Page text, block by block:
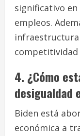
significativo
empleos.
competitividad
4. ¿Cómo
desigualdad
Biden está
económica a